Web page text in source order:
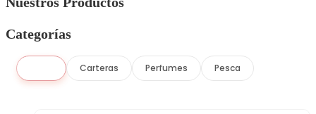
Categorías
Carteras Perfumes Pesca